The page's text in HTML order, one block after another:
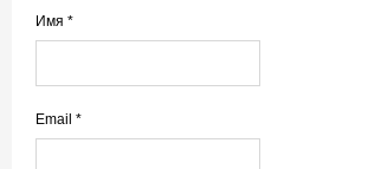
Имя *
Email *